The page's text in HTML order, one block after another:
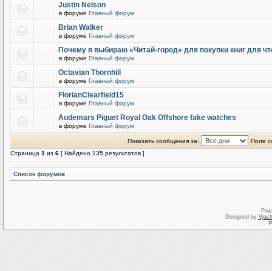
Justin Nelson
в форуме Главный форум
Brian Walker
в форуме Главный форум
Почему я выбираю «Читай-город» для покупки книг для
в форуме Главный форум
Octavian Thornhill
в форуме Главный форум
FlorianClearfield15
в форуме Главный форум
Audemars Piguet Royal Oak Offshore fake watches
в форуме Главный форум
Показать сообщения за:
Поле
Страница 1 из 6 [ Найдено 135 результатов ]
Список форумов
Designed by